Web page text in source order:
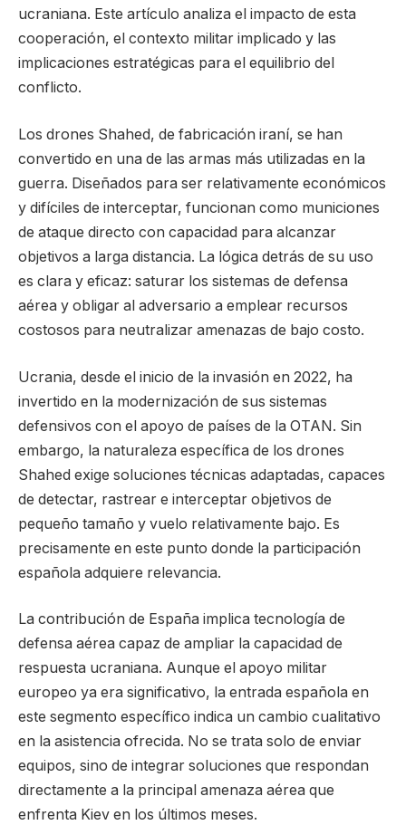
ucraniana. Este artículo analiza el impacto de esta
cooperación, el contexto militar implicado y las
implicaciones estratégicas para el equilibrio del
conflicto.
Los drones Shahed, de fabricación iraní, se han
convertido en una de las armas más utilizadas en la
guerra. Diseñados para ser relativamente económicos
y difíciles de interceptar, funcionan como municiones
de ataque directo con capacidad para alcanzar
objetivos a larga distancia. La lógica detrás de su uso
es clara y eficaz: saturar los sistemas de defensa
aérea y obligar al adversario a emplear recursos
costosos para neutralizar amenazas de bajo costo.
Ucrania, desde el inicio de la invasión en 2022, ha
invertido en la modernización de sus sistemas
defensivos con el apoyo de países de la OTAN. Sin
embargo, la naturaleza específica de los drones
Shahed exige soluciones técnicas adaptadas, capaces
de detectar, rastrear e interceptar objetivos de
pequeño tamaño y vuelo relativamente bajo. Es
precisamente en este punto donde la participación
española adquiere relevancia.
La contribución de España implica tecnología de
defensa aérea capaz de ampliar la capacidad de
respuesta ucraniana. Aunque el apoyo militar
europeo ya era significativo, la entrada española en
este segmento específico indica un cambio cualitativo
en la asistencia ofrecida. No se trata solo de enviar
equipos, sino de integrar soluciones que respondan
directamente a la principal amenaza aérea que
enfrenta Kiev en los últimos meses.